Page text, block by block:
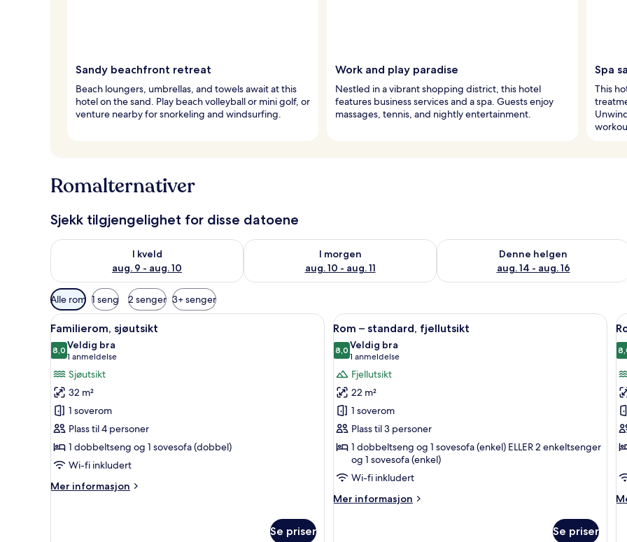
Sandy beachfront retreat
Beach loungers, umbrellas, and towels await at this
hotel on the sand. Play beach volleyball or mini golf, or
venture nearby for snorkeling and windsurfing.
Work and play paradise
Nestled in a vibrant shopping district, this hotel
features business services and a spa. Guests enjoy
massages, tennis, and nightly entertainment.
Spa
This
Romalternativer
Sjekk tilgjengelighet for disse datoene
I kveld
aug. 9 - aug. 10
Sjekk tilgjengelighet for i kveld, aug. 9 - aug. 10
I morgen
aug. 10 - aug. 11
Sjekk tilgjengelighet for i morgen, aug. 10 - aug. 11
Denne helgen
aug. 14 - aug. 16
Sjekk tilgjengelighet for denne helgen,
Tilgjengelige
filtre
for
rom
Alle rom 1 seng 2 senger 3+ senger
Åpne
alle
bildene
av
Familierom,
sjøutsikt
Familierom, sjøutsikt | 1 soverom, skrivebord, lydisolert og wi-fi (inkludert)
3
Familierom, sjøutsikt
8,08,0 av 10
Veldig bra
1 anmeldelse
(1
anmeldelse)
Sjøutsikt
32 m²
1 soverom
Plass til 4 personer
1 dobbeltseng og 1 sovesofa (dobbel)
Wi-fi inkludert
Mer informasjon
Mer
Se priser
Åpne
alle
bildene
av
Rom
–
standard,
fjellutsikt
Rom – standard, fjellutsikt | 1
4
Rom – standard, fjellutsikt
8,08,0 av 10
Veldig bra
1 anmeldelse
(1
anmeldelse)
Fjellutsikt
22 m²
1 soverom
Plass til 3 personer
1 dobbeltseng og 1 sovesofa (enkel) ELLER 2 enkeltsenger
og 1 sovesofa (enkel)
Wi-fi inkludert
Mer informasjon
Mer
Se priser
–